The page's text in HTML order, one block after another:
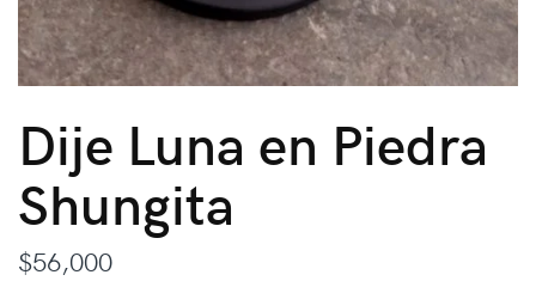
Dije Luna en Piedra
Shungita
$56,000